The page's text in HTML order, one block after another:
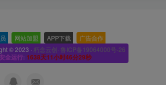
网站加盟 APP下载 广告合作
© 2023 · 朽念云创· 鲁ICP备19064000号-26
全运行: 1638天11小时46分31秒